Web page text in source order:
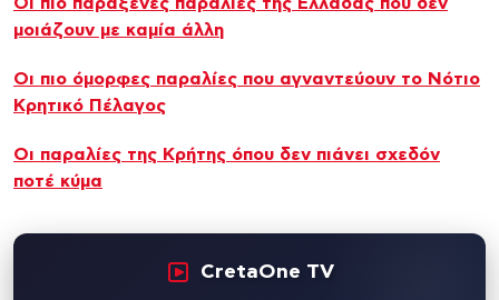
Οι πιο παράξενες παραλίες της Ελλάδας που δεν
μοιάζουν με καμία άλλη
Οι πιο όμορφες παραλίες που αγναντεύουν το Νότιο
Κρητικό Πέλαγος
Οι παραλίες της Κρήτης όπου δεν πιάνει σχεδόν
ποτέ κύμα
CretaOne TV